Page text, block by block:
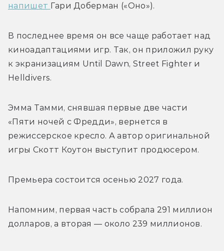
напишет Гари Доберман («Оно»).
В последнее время он все чаще работает над
киноадаптациями игр. Так, он приложил руку
к экранизациям Until Dawn, Street Fighter и
Helldivers.
Эмма Тамми, снявшая первые две части
«Пяти ночей с Фредди», вернется в
режиссерское кресло. А автор оригинальной
игры Скотт Коутон выступит продюсером.
Премьера состоится осенью 2027 года.
Напомним, первая часть собрала 291 миллион
долларов, а вторая — около 239 миллионов.